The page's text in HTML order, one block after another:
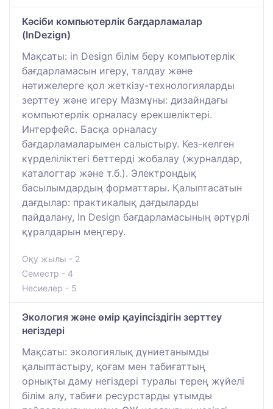
Кәсіби компьютерлік бағдарламалар
(InDezign)
Мақсаты: in Design білім беру компьютерлік
бағдарламасын игеру, талдау және
нәтижелерге қол жеткізу-технологияларды
зерттеу және игеру Мазмұны: дизайндағы
компьютерлік орналасу ерекшеліктері.
Интерфейс. Басқа орналасу
бағдарламаларымен салыстыру. Кез-келген
күрделіліктегі беттерді жобалау (журналдар,
каталогтар және т.б.). Электрондық
басылымдардың форматтары. Қалыптасатын
дағдылар: практикалық дағдыларды
пайдалану, In Design бағдарламасының әртүрлі
құралдарын меңгеру.
Оқу жылы - 2
Семестр - 4
Несиелер - 5
Экология және өмір қауіпсіздігін зерттеу
негіздері
Мақсаты: экологиялық дүниетанымды
қалыптастыру, қоғам мен табиғаттың
орнықты даму негіздері туралы терең жүйелі
білім алу, табиғи ресурстарды ұтымды